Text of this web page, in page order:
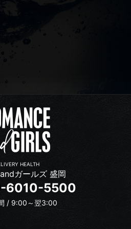
HEALTH
ガールズ 盛岡
6010-5500
/ 9:00～翌3:00